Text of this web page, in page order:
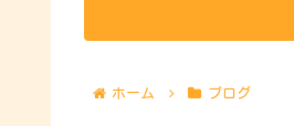
ホーム ブログ